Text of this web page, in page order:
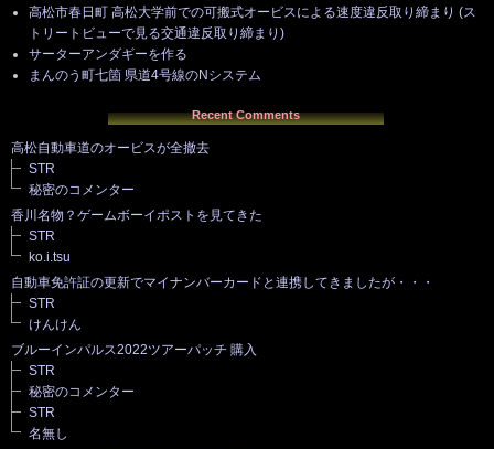
高松市春日町 高松大学前での可搬式オービスによる速度違反取り締まり (ス
トリートビューで見る交通違反取り締まり)
サーターアンダギーを作る
まんのう町七箇 県道4号線のNシステム
Recent Comments
高松自動車道のオービスが全撤去
STR
秘密のコメンター
香川名物？ゲームボーイポストを見てきた
STR
ko.i.tsu
自動車免許証の更新でマイナンバーカードと連携してきましたが・・・
STR
けんけん
ブルーインパルス2022ツアーパッチ 購入
STR
秘密のコメンター
STR
名無し